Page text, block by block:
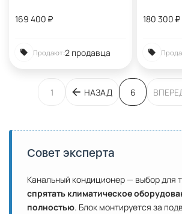
169 400 ₽
Продают:2 продавца
180 300 ₽
1 НАЗАД 6
Совет эксперта
Канальный кондиционер — выбор для
спрятать климатическое
полностью. Блок монтируется за